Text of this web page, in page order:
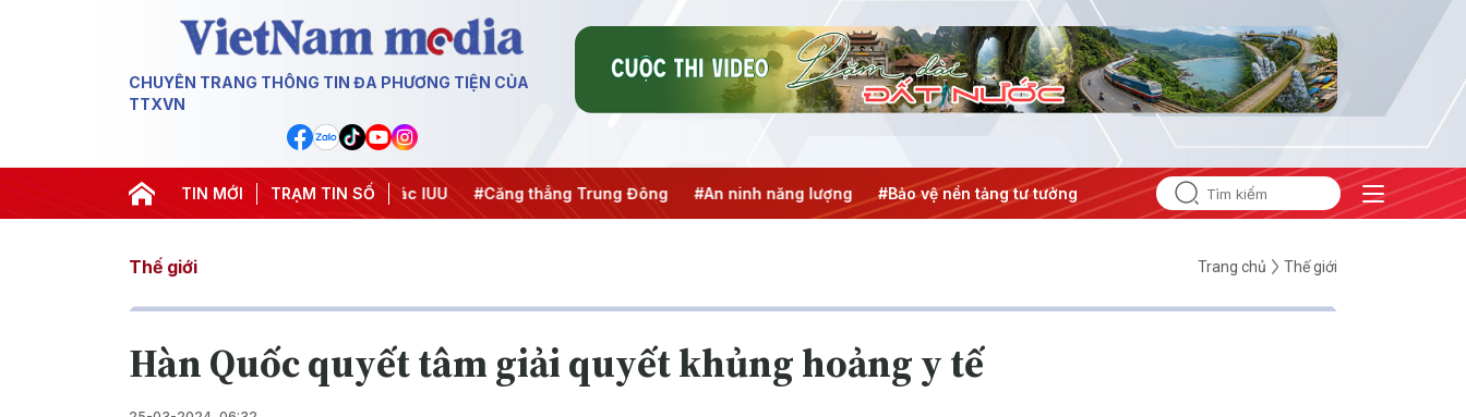
CHUYÊN TRANG THÔNG TIN ĐA PHƯƠNG TIỆN CỦA
TTXVN
TIN MỚI TRẠM TIN SỐ
dịch 500 ngày đêm #Chống khai thác IUU #Căng thẳng Trung Đông #An ninh năng lượng #Bảo vệ nền tảng tư tưởng của Đảng #Hội nghị Trung ương 3
Thế giới Trang chủ Thế giới
Hàn Quốc quyết tâm giải quyết khủng hoảng y tế